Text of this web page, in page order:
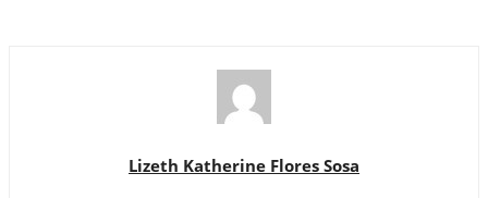
Lizeth Katherine Flores Sosa